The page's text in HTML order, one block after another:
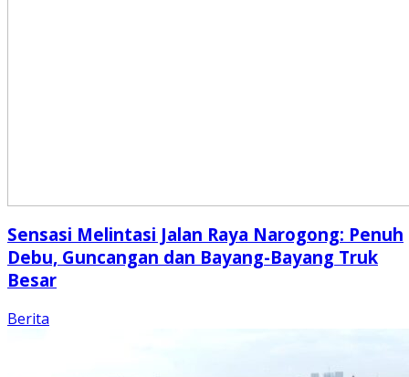
Sensasi Melintasi Jalan Raya Narogong: Penuh
Debu, Guncangan dan Bayang-Bayang Truk
Besar
Berita